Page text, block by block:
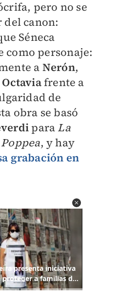
pero no se
del canon:
Séneca
como personaje:
a Nerón,
Octaviafrente a
de
obra se basó
para La
, y hay
grabación en